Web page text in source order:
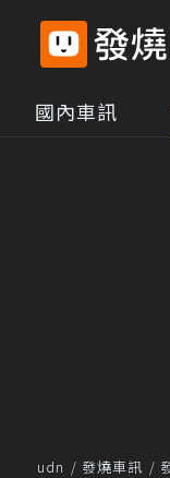
國內車訊
udn 發燒車訊